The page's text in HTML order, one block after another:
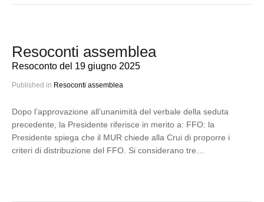
Resoconti assemblea
Resoconto del 19 giugno 2025
Published in Resoconti assemblea
Dopo l’approvazione all’unanimità del verbale della seduta
precedente, la Presidente riferisce in merito a: FFO: la
Presidente spiega che il MUR chiede alla Crui di proporre i
criteri di distribuzione del FFO. Si considerano tre…